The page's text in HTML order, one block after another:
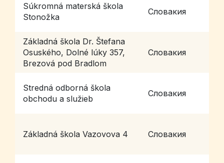
Súkromná materská škola
Stonožka
Словакия
Základná škola Dr. Štefana
Osuského, Dolné lúky 357,
Brezová pod Bradlom
Словакия
Stredná odborná škola
obchodu a služieb
Словакия
Základná škola Vazovova 4 Словакия